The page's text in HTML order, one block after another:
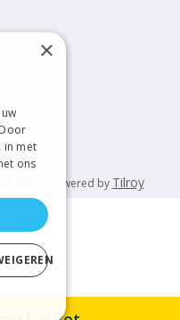
0202 - Powered by Tilroy
×
in met
ons